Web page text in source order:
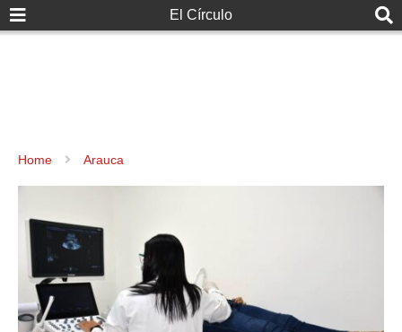
El Círculo
Home Arauca